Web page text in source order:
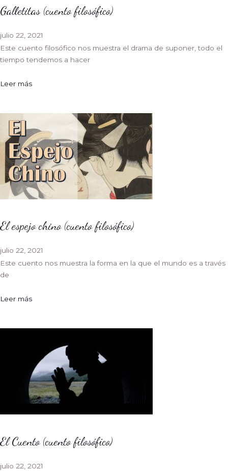
Galletitas (cuento filosófico)
julio 22, 2021
Este cuento filosófico nos muestra el drama de suponer, todo el
tiempo tendemos a hacer
Leer más
El espejo chino (cuento filosófico)
julio 22, 2021
Este cuento nos muestra la forma en la que el mundo es a través
de
Leer más
El Cuento (cuento filosófico)
julio 22, 2021